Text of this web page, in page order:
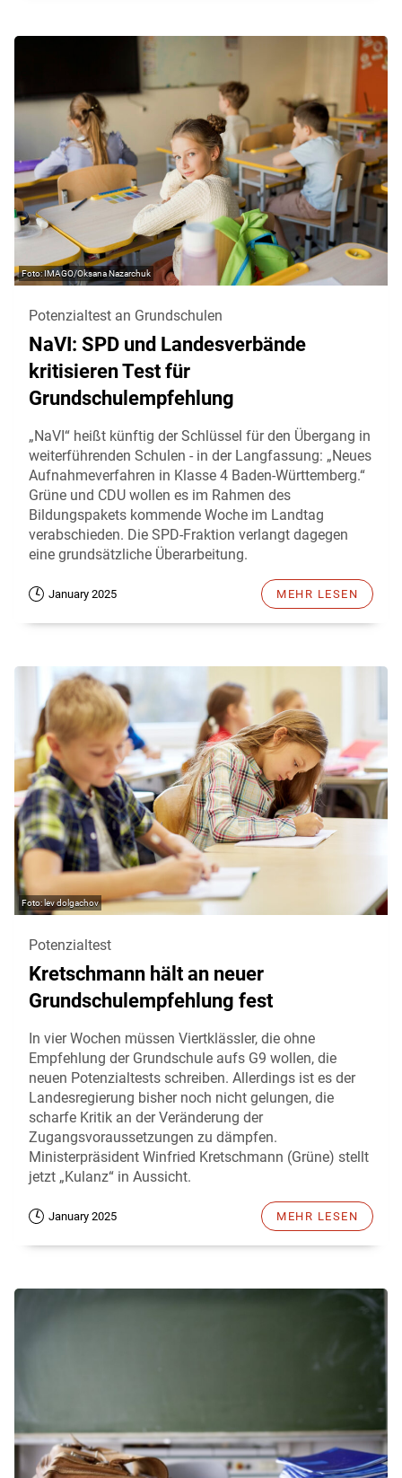
IMAGO/Oksana Nazarchuk
Potenzialtest an Grundschulen
NaVI: SPD und Landesverbände
kritisieren Test für
Grundschulempfehlung
„NaVI“ heißt künftig der Schlüssel für den Übergang in
weiterführenden Schulen - in der Langfassung: „Neues
Aufnahmeverfahren in Klasse 4 Baden-Württemberg.“
Grüne und CDU wollen es im Rahmen des
Bildungspakets kommende Woche im Landtag
verabschieden. Die SPD-Fraktion verlangt dagegen
eine grundsätzliche Überarbeitung.
January 2025 MEHR LESEN
lev dolgachov
Potenzialtest
Kretschmann hält an neuer
Grundschulempfehlung fest
In vier Wochen müssen Viertklässler, die ohne
Empfehlung der Grundschule aufs G9 wollen, die
neuen Potenzialtests schreiben. Allerdings ist es der
Landesregierung bisher noch nicht gelungen, die
scharfe Kritik an der Veränderung der
Zugangsvoraussetzungen zu dämpfen.
Ministerpräsident Winfried Kretschmann (Grüne) stellt
jetzt „Kulanz“ in Aussicht.
January 2025 MEHR LESEN